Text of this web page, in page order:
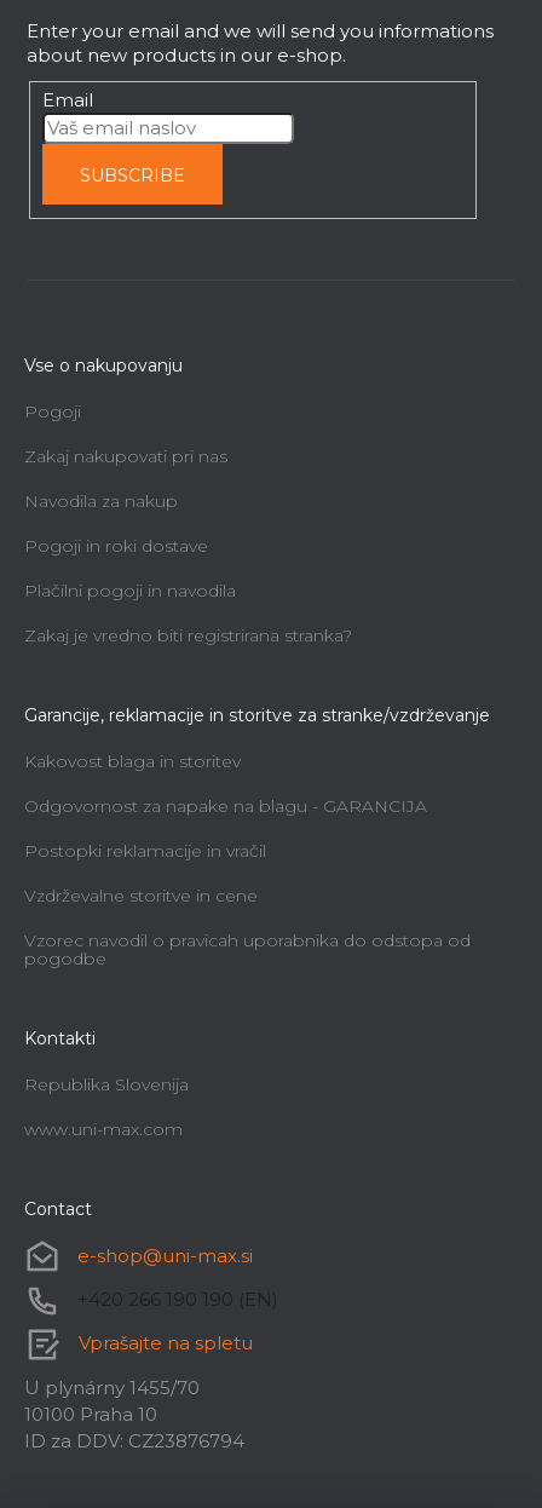
Enter your email and we will send you informations
about new products in our e-shop.
Email
SUBSCRIBE
Vse o nakupovanju
Pogoji
Zakaj nakupovati pri nas
Navodila za nakup
Pogoji in roki dostave
Plačilni pogoji in navodila
Zakaj je vredno biti registrirana stranka?
Garancije, reklamacije in storitve za stranke/vzdrževanje
Kakovost blaga in storitev
Odgovornost za napake na blagu - GARANCIJA
Postopki reklamacije in vračil
Vzdrževalne storitve in cene
Vzorec navodil o pravicah uporabnika do odstopa od
pogodbe
Kontakti
Republika Slovenija
www.uni-max.com
Contact
e-shop@uni-max.si
+420 266 190 190 (EN)
Vprašajte na spletu
U plynárny 1455/70
10100 Praha 10
ID za DDV: CZ23876794